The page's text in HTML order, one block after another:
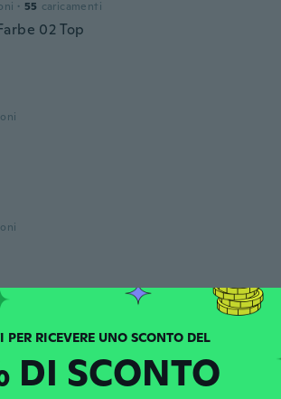
· 55 caricamenti
02 Top
sur les images décevant la
sur la photo
DI SCONTO